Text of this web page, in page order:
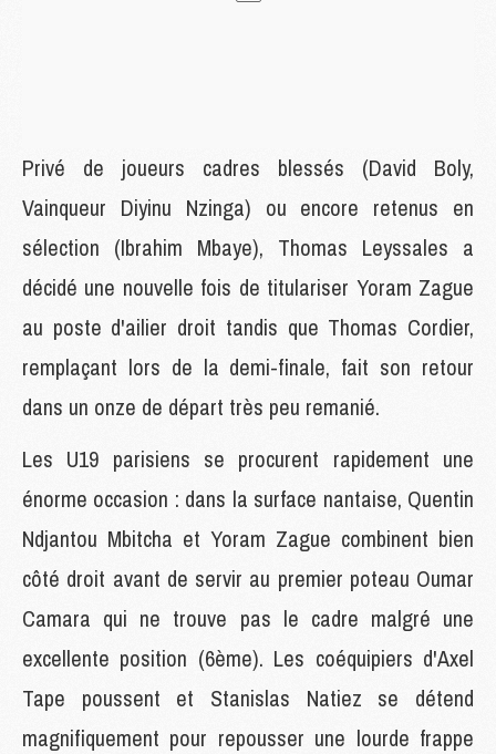
Privé de joueurs cadres blessés (David Boly,
Vainqueur Diyinu Nzinga) ou encore retenus en
sélection (Ibrahim Mbaye), Thomas Leyssales a
décidé une nouvelle fois de titulariser Yoram Zague
au poste d'ailier droit tandis que Thomas Cordier,
remplaçant lors de la demi-finale, fait son retour
dans un onze de départ très peu remanié.
Les U19 parisiens se procurent rapidement une
énorme occasion : dans la surface nantaise, Quentin
Ndjantou Mbitcha et Yoram Zague combinent bien
côté droit avant de servir au premier poteau Oumar
Camara qui ne trouve pas le cadre malgré une
excellente position (6ème). Les coéquipiers d'Axel
Tape poussent et Stanislas Natiez se détend
magnifiquement pour repousser une lourde frappe